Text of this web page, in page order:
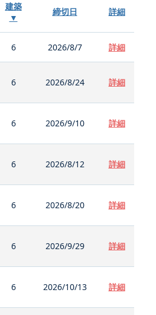
建築
▼
締切日 詳細
6 2026/8/7 詳細
6 2026/8/24 詳細
6 2026/9/10 詳細
6 2026/8/12 詳細
6 2026/8/20 詳細
6 2026/9/29 詳細
6 2026/10/13 詳細